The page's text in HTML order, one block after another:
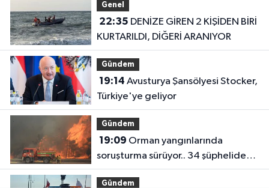
Genel
22:35
KURTARILDI, DİĞERİ ARANIYOR
Gündem
19:14
Türkiye'ye geliyor
Gündem
19:09
soruşturma sürüyor.. 34 şüpheliden
9'u tutuklandı
Gündem